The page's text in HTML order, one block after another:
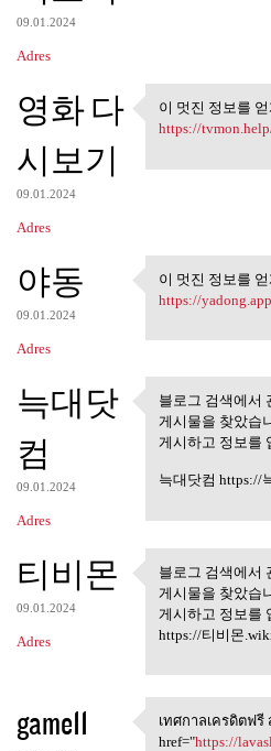
09.01.2024
Adres
영화 다
시보기
09.01.2024
Adres
이 멋진 정
이 멋진 정보를
https://
야동
09.01.2024
Adres
이 멋진 정
이 멋진 정보를
https://yadong.app
늑대닷
컴
09.01.2024
Adres
블로그 검색
색하는 동
블로그 검색에서
게시물을 찾았습
게시하고 정보를
늑대닷컴 https://
티비몬
09.01.2024
Adres
블로그 검색
색하는 동
블로그 검색에서
게시물을 찾았습
게시하고 정보를
https://티비몬
game11 เทศกาลเค
เทศกาลเครดิตฟรี
href="https://